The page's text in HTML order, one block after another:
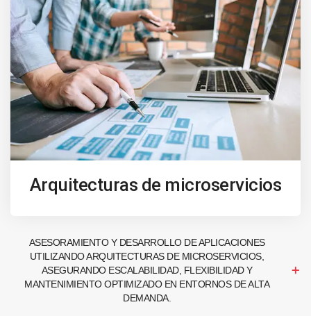
Arquitecturas de microservicios
ASESORAMIENTO Y DESARROLLO DE APLICACIONES
UTILIZANDO ARQUITECTURAS DE MICROSERVICIOS,
ASEGURANDO ESCALABILIDAD, FLEXIBILIDAD Y
MANTENIMIENTO OPTIMIZADO EN ENTORNOS DE ALTA
DEMANDA.